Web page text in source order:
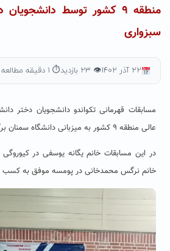
منطقه ٩ کشور توسط
سبزواری
۲۲ آذر ۱۴۰۲ 👁 ۲۳ بازدید ⏱ ۱ دقیقه مطالعه
مسابقات قهرمانی تکواندو دانشجویان دختر
عالی منطقه ٩ کشور به میزبانی دانشگاه سمنان برگزار گردید.
در این مسابقات خانم یگانه یوسفی در
خانم نرگس محمدخانی در پومسه موفق به کسب